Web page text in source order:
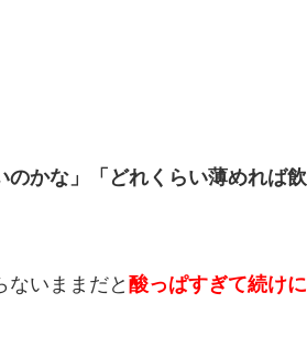
のかな」「どれくらい薄めれば飲
ないままだと 酸っぱすぎて続けに